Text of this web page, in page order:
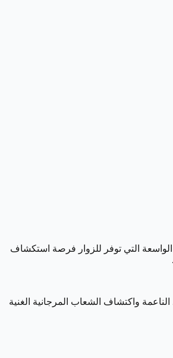
الواسعة التي توفر للزوار فرصة استكشاف
واكتشاف الشعاب المرجانية الغنية